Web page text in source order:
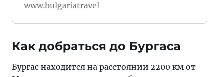
www.bulgariatravel
Как добраться до Бургаса
Бургас находится на расстоянии 2200 км от